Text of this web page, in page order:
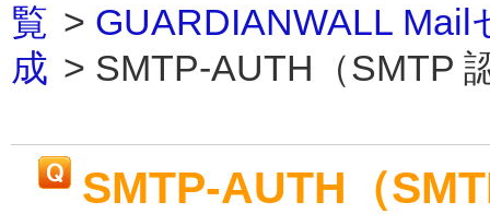
覧 > GUARDIANWALL Mail
成 > SMTP-AUTH（SMTP
SMTP-AUTH（